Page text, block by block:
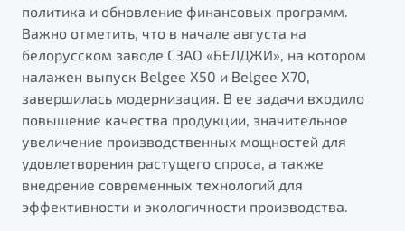
политика и обновление финансовых программ.
Важно отметить, что в начале августа на
белорусском заводе СЗАО «БЕЛДЖИ», на котором
налажен выпуск Belgee X50 и Belgee X70,
завершилась модернизация. В ее задачи входило
повышение качества продукции, значительное
увеличение производственных мощностей для
удовлетворения растущего спроса, а также
внедрение современных технологий для
эффективности и экологичности производства.